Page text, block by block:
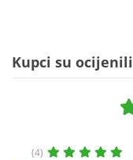
Kupci su ocijenili
(4)